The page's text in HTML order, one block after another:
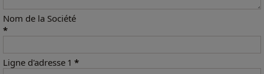
Nom de la Société
*
Ligne d'adresse 1 *